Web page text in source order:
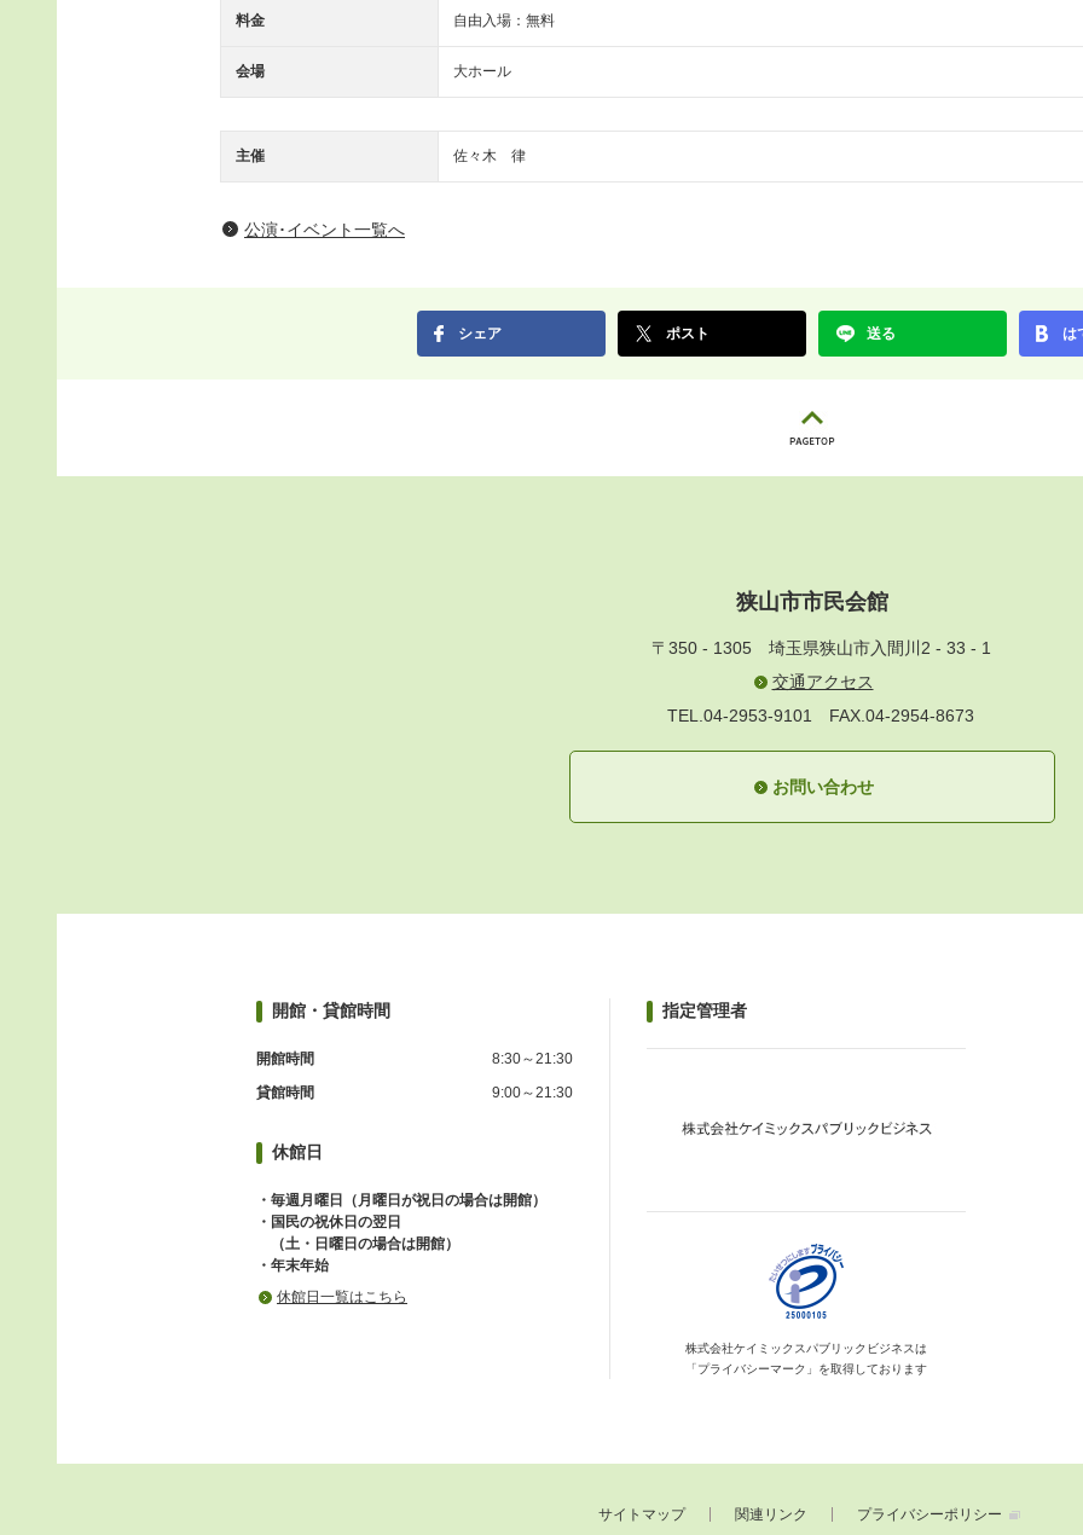
料金 自由入場：無料
会場 大ホール
主催 佐々木 律
公演･イベント一覧へ
シェア ポスト 送る は
狭山市市民会館
〒350 - 1305 埼玉県狭山市入間川2 - 33 - 1
交通アクセス
TEL.04-2953-9101 FAX.04-2954-8673
お問い合わせ
開館・貸館時間
開館時間
8:30～21:30
貸館時間
9:00～21:30
休館日
・毎週月曜日（月曜日が祝日の場合は開館）
・国民の祝休日の翌日
（土・日曜日の場合は開館）
・年末年始
休館日一覧はこちら
指定管理者
株式会社ケイミックスパブリックビジネスは
「プライバシーマーク」を取得しております
サイトマップ 関連リンク プライバシーポリシー